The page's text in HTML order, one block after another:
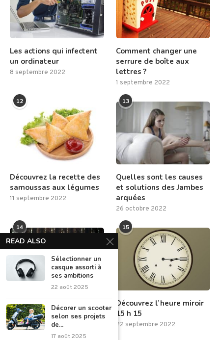
Les actions qui infectent
un ordinateur
8 septembre 2022
Comment changer une
serrure de boîte aux
lettres ?
1 septembre 2022
12
Découvrez la recette des
samoussas aux légumes
11 septembre 2022
13
Quelles sont les causes
et solutions des Jambes
arquées
26 octobre 2022
14
3 moyens de piéger un
mari infidèle
5 septembre 2022
15
Découvrez l’heure miroir
15 h 15
22 septembre 2022
READ ALSO
Sélectionner un
casque assorti à
ses ambitions
22 août 2025
Décorer un scooter
selon ses projets
de...
17 août 2025